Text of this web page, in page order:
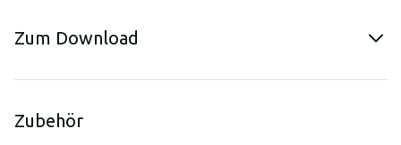
Zum Download
Zubehör